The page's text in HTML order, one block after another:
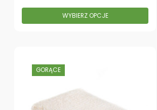
WYBIERZ OPCJE
GORĄCE